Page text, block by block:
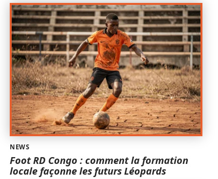
NEWS
Foot RD Congo : comment la formation
locale façonne les futurs Léopards